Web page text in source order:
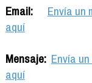
Email:
Envía un
aquí
Mensaje: Envía
aquí